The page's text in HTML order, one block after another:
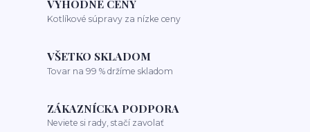
VÝHODNÉ CENY
Kotlíkové súpravy za nízke ceny
VŠETKO SKLADOM
Tovar na 99 % držíme skladom
ZÁKAZNÍCKA PODPORA
Neviete si rady, stačí zavolať